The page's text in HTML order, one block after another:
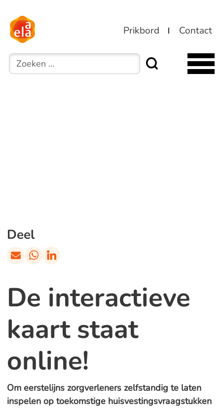
Prikbord Contact
Zoeken
De interactieve
kaart staat
online!
Om eerstelijns zorgverleners zelfstandig te laten
inspelen op toekomstige huisvestingsvraagstukken
Deel